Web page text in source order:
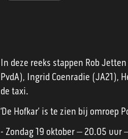
In deze reeks stappen Rob
PvdA), Ingrid Coenradie (JA21),
de taxi.
‘De Hofkar’ is te zien bij omroep
- Zondag 19 oktober – 20.05 uur